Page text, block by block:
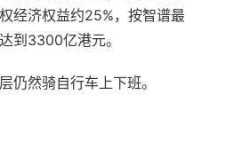
经济权益约25%，按智谱最
到3300亿港元。
仍然骑自行车上下班。